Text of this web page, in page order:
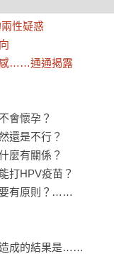
性疑惑
感……通通揭露
會懷孕？
還是不行？
麼有關係？
打HPV疫苗？
要有原則？……
造成的結果是……